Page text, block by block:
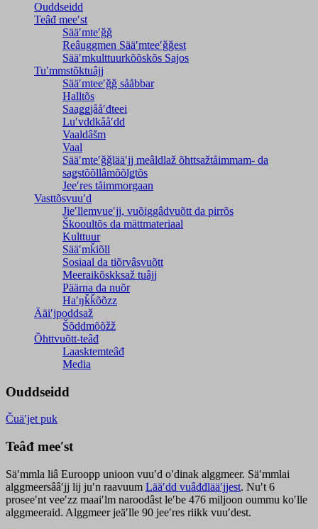
Ouddseidd
Teâđ meeʹst
Sääʹmteʹǧǧ
Reâuggmen Sääʹmteeʹǧǧest
Sääʹmkulttuurkõõskõs Sajos
Tuʹmmstõktuâjj
Sääʹmteeʹǧǧ sååbbar
Halltõs
Saaǥǥjååʹđteei
Luʹvddkååʹdd
Vaaldâšm
Vaal
Sääʹmteʹǧǧlääʹjj meâldlaž õhttsažtåimmam- da
saǥstõõllâmõõlǥtõs
Jeeʹres tåimmorgaan
Vasttõsvuuʹd
Jieʹllemvueʹjj, vuõiggâdvuõtt da pirrõs
Škooultõs da mättmateriaal
Kulttuur
Sääʹmǩiõll
Sosiaal da tiõrvâsvuõtt
Meeraikõskksaž tuâjj
Päärna da nuõr
Haʹŋǩǩõõzz
Ääiʹjpoddsaž
Šõddmõõžž
Õhttvuõtt-teâđ
Laasktemteâđ
Media
Ouddseidd
Čuäʹjet puk
Teâđ meeʹst
Säʹmmla liâ Euroopp unioon vuuʹd oʹdinak alggmeer. Säʹmmlai
alggmeersââʹjj lij juʹn raavuum Lääʹdd vuâđđlääʹjjest. Nuʹt 6
proseeʹnt veeʹzz maaiʹlm naroodâst leʹbe 476 miljoon oummu koʹlle
alggmeeraid. Alggmeer jeäʹlle 90 jeeʹres riikk vuuʹdest.